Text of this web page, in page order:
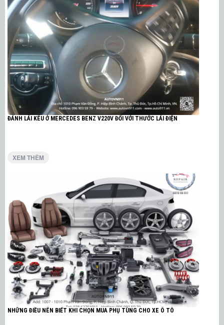
ĐÁNH LÁI KÊU Ở MERCEDES BENZ V220V ĐỐI VỚI THƯỚC LÁI ĐIỆN
XEM THÊM
NHỮNG ĐIỀU NÊN BIẾT KHI CHỌN MUA PHỤ TÙNG CHO XE Ô TÔ